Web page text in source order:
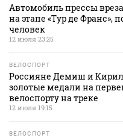
Автомобиль прессы
на этапе «Тур де Франс»,
человек
12 июля 23:25
ВЕЛОСПОРТ
Россияне Демиш и
золотые медали на
велоспорту на треке
12 июля 19:15
ВЕЛОСПОРТ